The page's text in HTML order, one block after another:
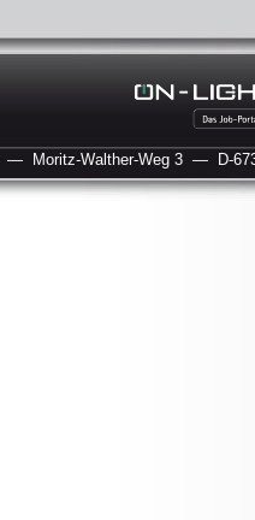
— Moritz-Walther-Weg 3 — D-